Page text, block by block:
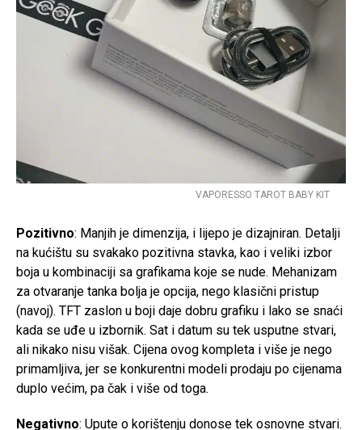
VAPORESSO TAROT BABY KIT
Pozitivno: Manjih je dimenzija, i lijepo je dizajniran. Detalji
na kućištu su svakako pozitivna stavka, kao i veliki izbor
boja u kombinaciji sa grafikama koje se nude. Mehanizam
za otvaranje tanka bolja je opcija, nego klasični pristup
(navoj). TFT zaslon u boji daje dobru grafiku i lako se snaći
kada se uđe u izbornik. Sat i datum su tek usputne stvari,
ali nikako nisu višak. Cijena ovog kompleta i više je nego
primamljiva, jer se konkurentni modeli prodaju po cijenama
duplo većim, pa čak i više od toga.
Negativno: Upute o korištenju donose tek osnovne stvari.